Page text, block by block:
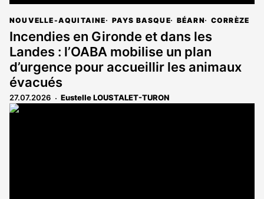
NOUVELLE-AQUITAINE PAYS BASQUE BÉARN CORRÈZE
Incendies en Gironde et dans les
Landes : l’OABA mobilise un plan
d’urgence pour accueillir les animaux
évacués
27.07.2026 Eustelle LOUSTALET-TURON